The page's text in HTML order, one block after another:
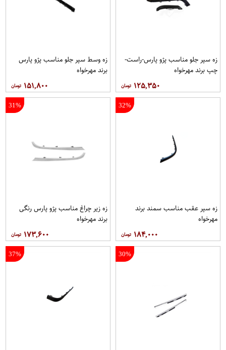
زه سپر جلو مناسب پژو پارس-راست-
چپ برند مهرخواه
۱۲۵,۳۵۰
زه وسط سپر جلو مناسب پژو پارس
برند مهرخواه
۱۵۱,۸۰۰
32%
زه سپر عقب مناسب سمند برند
مهرخواه
۱۸۴,۰۰۰
31%
زه زیر چراغ مناسب پژو پارس رنگی
برند مهرخواه
۱۷۳,۶۰۰
30%
37%